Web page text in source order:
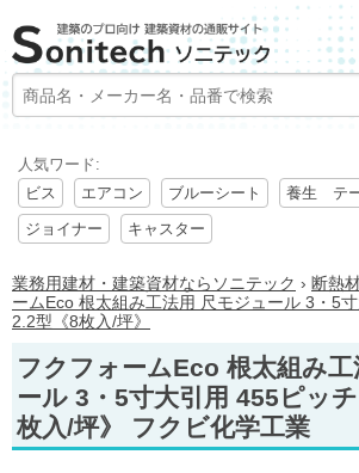
人気ワード:
ビス
エアコン ブルーシート 養生 テ
ジョイナー
キャスター
業務用建材・建築資材ならソニテック › 断熱
ームEco 根太組み工法用 尺モジュール 3・5
2.2型《8枚入/坪》
フクフォームEco 根太組み工
ール 3・5寸大引用 455ピッ
枚入/坪》 フクビ化学工業